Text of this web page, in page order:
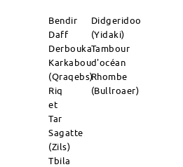
Bendir
Daff
Derbouka
Karkabou
(Qraqebs)
Riq
et
Tar
Sagatte
(Zils)
Tbila
Didgeridoo
(Yidaki)
Tambour
d'océan
Rhombe
(Bullroaer)